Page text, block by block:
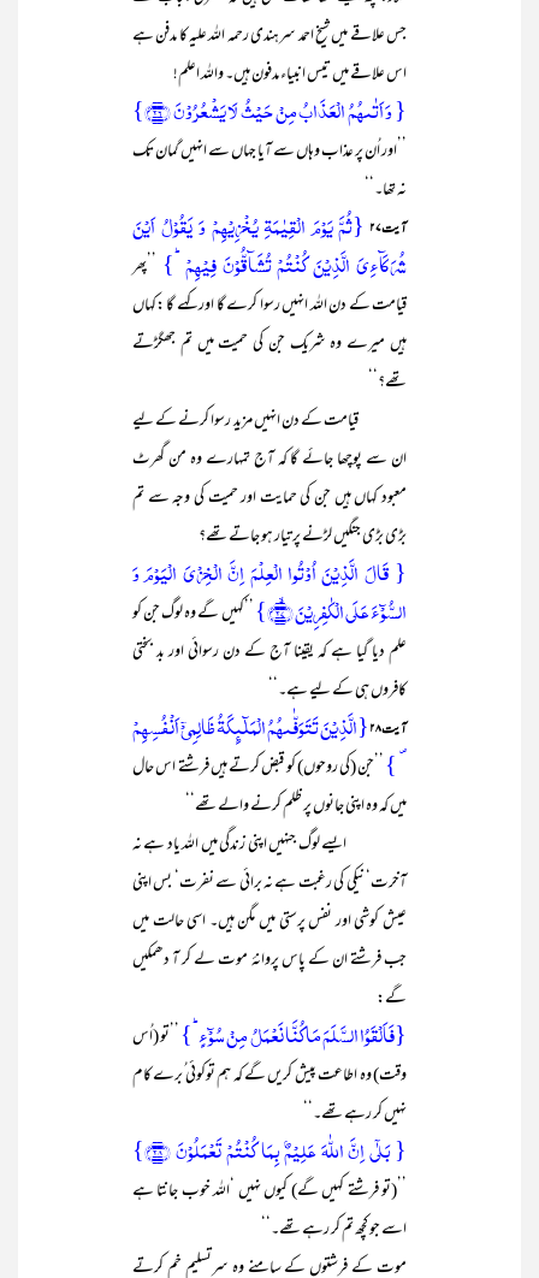
جس علاقے میں شیخ احمد سرہندی رحمہ اللہ علیہ کا مدفن ہے
اس علاقے میں تیس انبیاء مدفون ہیں۔ واللہ اعلم!
{ وَ اَتٰىہُمُ الۡعَذَابُ مِنۡ حَیۡثُ لَا یَشۡعُرُوۡنَ ﴿۲۶﴾}
’’اور اُن پر عذاب وہاں سے آیا جہاں سے انہیں گمان تک
نہ تھا۔‘‘
آیت۲۷
{ثُمَّ یَوۡمَ الۡقِیٰمَۃِ یُخۡزِیۡہِمۡ وَ یَقُوۡلُ اَیۡنَ
شُرَکَآءِیَ الَّذِیۡنَ کُنۡتُمۡ تُشَآقُّوۡنَ فِیۡہِمۡ ؕ} ’’پھر
قیامت کے دن اللہ انہیں رسوا کرے گا اور کہے گا :کہاں
ہیں میرے وہ شریک جن کی حمیت میں تم جھگڑتے
تھے؟‘‘
قیامت کے دن انہیں مزید رسوا کرنے کے لیے
ان سے پوچھا جائے گا کہ آج تمہارے وہ من گھرٹ
معبود کہاں ہیں جن کی حمایت اور حمیت کی وجہ سے تم
بڑی بڑی جنگیں لڑنے پر تیار ہو جاتے تھے؟
{ قَالَ الَّذِیۡنَ اُوۡتُوا الۡعِلۡمَ اِنَّ الۡخِزۡیَ الۡیَوۡمَ وَ
السُّوۡٓءَ عَلَی الۡکٰفِرِیۡنَ ﴿ۙ۲۷﴾}
’’کہیں گے وہ لوگ جن کو
علم دیا گیا ہے کہ یقینا آج کے دن رسوائی اور بد بختی
کافروں ہی کے لیے ہے۔‘‘
آیت۲۸ {الَّذِیۡنَ تَتَوَفّٰىہُمُ الۡمَلٰٓئِکَۃُ ظَالِمِیۡۤ اَنۡفُسِہِمۡ
۪ } ’’جن (کی روحوں) کو قبض کرتے ہیں فرشتے اس حال
میں کہ وہ اپنی جانوں پر ظلم کرنے والے تھے‘‘
ایسے لوگ جنہیں اپنی زندگی میں اللہ یاد ہے نہ
آخرت‘ نیکی کی رغبت ہے نہ برائی سے نفرت‘ بس اپنی
عیش کوشی اور نفس پرستی میں مگن ہیں۔ اسی حالت میں
جب فرشتے ان کے پاس پروانۂ موت لے کر آ دھمکیں
گے:
{فَاَلۡقَوُا السَّلَمَ مَا کُنَّا نَعۡمَلُ مِنۡ سُوۡٓءٍ ؕ} ’’تو (اُس
وقت) وہ اطاعت پیش کریں گے کہ ہم توکوئی ُبرے کام
نہیں کر رہے تھے۔‘‘
{ بَلٰۤی اِنَّ اللّٰہَ عَلِیۡمٌۢ بِمَا کُنۡتُمۡ تَعۡمَلُوۡنَ ﴿۲۸﴾}
’’(تو فرشتے کہیں گے) کیوں نہیں ‘اللہ خوب جانتا ہے
اسے جو کچھ تم کر رہے تھے۔‘‘
موت کے فرشتوں کے سامنے وہ سرتسلیم خم کرتے